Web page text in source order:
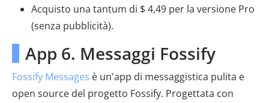
Acquisto una tantum di $ 4,49 per la versione Pro
(senza pubblicità).
App 6. Messaggi Fossify
Fossify Messages è un'app di messaggistica pulita e
open source del progetto Fossify. Progettata con